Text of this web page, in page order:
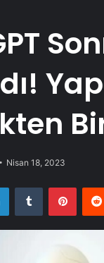
Nisan 18, 2023
LinkedInTumblr